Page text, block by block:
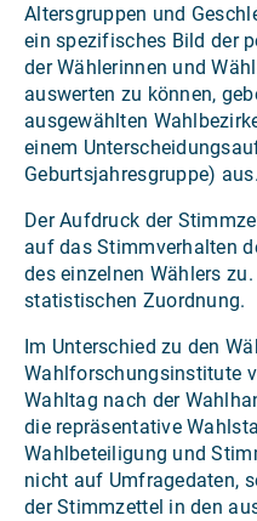
Altersgruppen und
ein spezifisches Bild der
der Wählerinnen und
auswerten zu können,
ausgewählten
einem
Geburtsjahresgruppe) aus.
Der Aufdruck der
auf das Stimmverhalten
des einzelnen Wählers
statistischen Zuordnung.
Im Unterschied zu den
Wahlforschungsinstitute
Wahltag nach der
die repräsentative
Wahlbeteiligung und
nicht auf Umfragedaten,
der Stimmzettel in den